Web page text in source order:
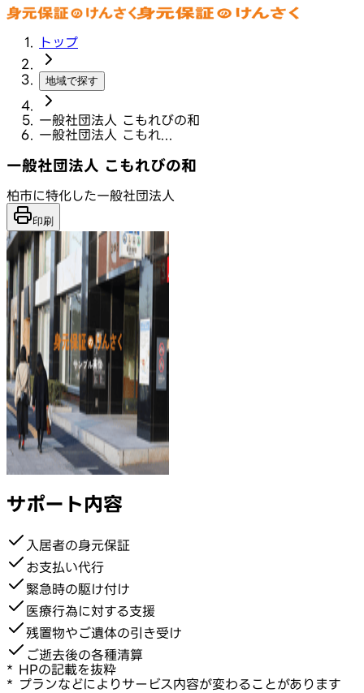
トップ
地域で探す
一般社団法人 こもれびの和
一般社団法人 こもれ...
一般社団法人 こもれびの和
柏市に特化した一般社団法人
印刷
サポート内容
入居者の身元保証
お支払い代行
緊急時の駆け付け
医療行為に対する支援
残置物やご遺体の引き受け
ご逝去後の各種清算
* HPの記載を抜粋
* プランなどによりサービス内容が変わることがあります